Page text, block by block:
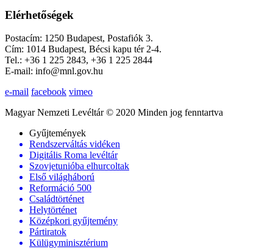
Elérhetőségek
Postacím: 1250 Budapest, Postafiók 3.
Cím: 1014 Budapest, Bécsi kapu tér 2-4.
Tel.: +36 1 225 2843, +36 1 225 2844
E-mail: info@mnl.gov.hu
e-mail facebook vimeo
Magyar Nemzeti Levéltár © 2020 Minden jog fenntartva
Gyűjtemények
Rendszerváltás vidéken
Digitális Roma levéltár
Szovjetunióba elhurcoltak
Első világháború
Reformáció 500
Családtörténet
Helytörténet
Középkori gyűjtemény
Pártiratok
Külügyminisztérium